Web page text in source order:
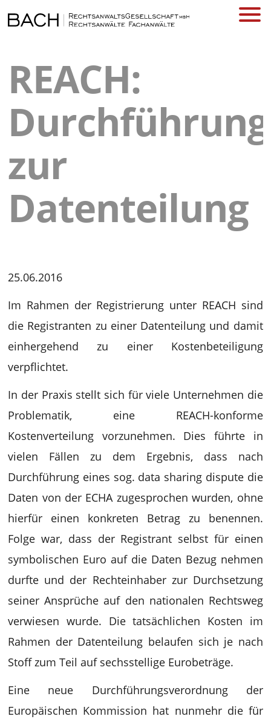
REACH:
zur
Datenteilung
25.06.2016
Im Rahmen der Registrierung unter REACH sind
die Registranten zu einer Datenteilung und damit
einhergehend zu einer Kostenbeteiligung
verpflichtet.
In der Praxis stellt sich für viele Unternehmen die
Problematik, eine REACH-konforme
Kostenverteilung vorzunehmen. Dies führte in
vielen Fällen zu dem Ergebnis, dass nach
Durchführung eines sog. data sharing dispute die
Daten von der ECHA zugesprochen wurden, ohne
hierfür einen konkreten Betrag zu benennen.
Folge war, dass der Registrant selbst für einen
symbolischen Euro auf die Daten Bezug nehmen
durfte und der Rechteinhaber zur Durchsetzung
seiner Ansprüche auf den nationalen Rechtsweg
verwiesen wurde. Die tatsächlichen Kosten im
Rahmen der Datenteilung belaufen sich je nach
Stoff zum Teil auf sechsstellige Eurobeträge.
Eine neue Durchführungsverordnung der
Europäischen Kommission hat nunmehr die für